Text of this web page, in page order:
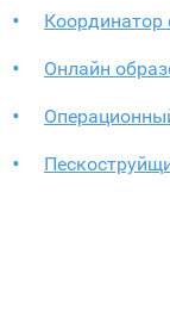
Координатор
Онлайн